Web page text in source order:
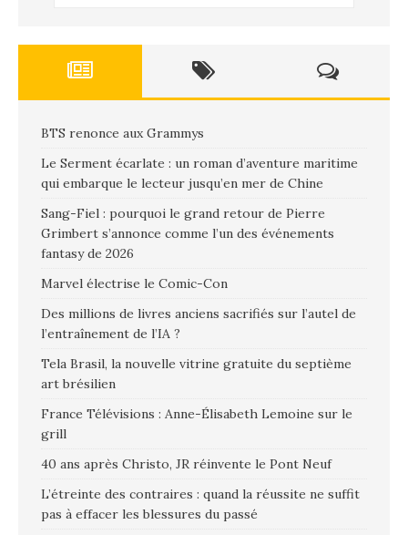
BTS renonce aux Grammys
Le Serment écarlate : un roman d’aventure maritime
qui embarque le lecteur jusqu’en mer de Chine
Sang-Fiel : pourquoi le grand retour de Pierre
Grimbert s’annonce comme l’un des événements
fantasy de 2026
Marvel électrise le Comic-Con
Des millions de livres anciens sacrifiés sur l’autel de
l’entraînement de l’IA ?
Tela Brasil, la nouvelle vitrine gratuite du septième
art brésilien
France Télévisions : Anne-Élisabeth Lemoine sur le
grill
40 ans après Christo, JR réinvente le Pont Neuf
L’étreinte des contraires : quand la réussite ne suffit
pas à effacer les blessures du passé